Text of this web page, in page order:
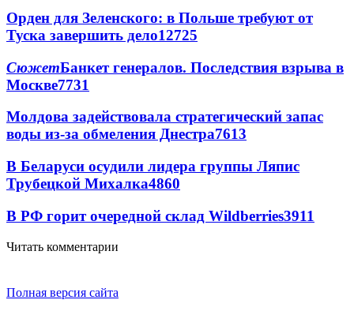
Орден для Зеленского: в Польше требуют от
Туска завершить дело12725
СюжетБанкет генералов. Последствия взрыва в
Москве7731
Молдова задействовала стратегический запас
воды из-за обмеления Днестра7613
В Беларуси осудили лидера группы Ляпис
Трубецкой Михалка4860
В РФ горит очередной склад Wildberries3911
Читать комментарии
Полная версия сайта